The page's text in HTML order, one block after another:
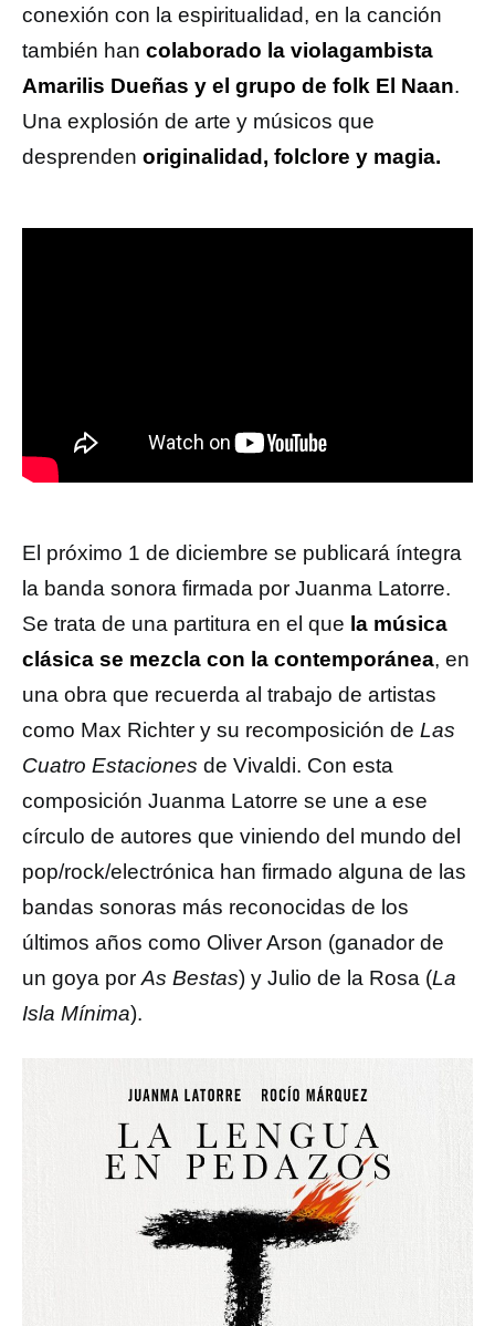
conexión con la espiritualidad, en la canción
también han colaborado la violagambista
Amarilis Dueñas y el grupo de folk El Naan.
Una explosión de arte y músicos que
desprenden originalidad, folclore y magia.
El próximo 1 de diciembre se publicará íntegra
la banda sonora firmada por Juanma Latorre.
Se trata de una partitura en el que la música
clásica se mezcla con la contemporánea, en
una obra que recuerda al trabajo de artistas
como Max Richter y su recomposición de Las
Cuatro Estaciones de Vivaldi. Con esta
composición Juanma Latorre se une a ese
círculo de autores que viniendo del mundo del
pop/rock/electrónica han firmado alguna de las
bandas sonoras más reconocidas de los
últimos años como Oliver Arson (ganador de
un goya por As Bestas) y Julio de la Rosa (La
Isla Mínima).